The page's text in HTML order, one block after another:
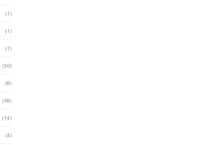
(1)
(1)
(1)
(30)
(8)
(38)
(14)
(4)